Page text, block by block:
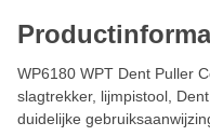
WP6180 WPT Dent Puller
slagtrekker, lijmpistool,
duidelijke